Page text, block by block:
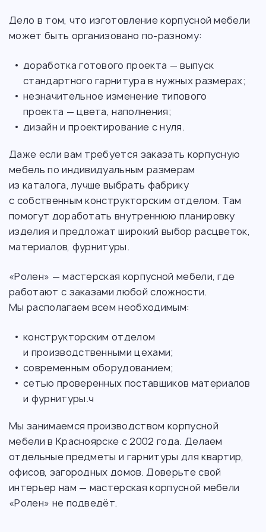
Дело в том, что изготовление корпусной мебели
может быть организовано по-разному:
доработка готового проекта — выпуск
стандартного гарнитура в нужных размерах;
незначительное изменение типового
проекта — цвета, наполнения;
дизайн и проектирование с нуля.
Даже если вам требуется заказать корпусную
мебель по индивидуальным размерам
из каталога, лучше выбрать фабрику
с собственным конструкторским отделом. Там
помогут доработать внутреннюю планировку
изделия и предложат широкий выбор расцветок,
материалов, фурнитуры.
«Ролен» — мастерская корпусной мебели, где
работают с заказами любой сложности.
Мы располагаем всем необходимым:
конструкторским отделом
и производственными цехами;
современным оборудованием;
сетью проверенных поставщиков материалов
и фурнитуры.ч
Мы занимаемся производством корпусной
мебели в Красноярске с 2002 года. Делаем
отдельные предметы и гарнитуры для квартир,
офисов, загородных домов. Доверьте свой
интерьер нам — мастерская корпусной мебели
«Ролен» не подведёт.